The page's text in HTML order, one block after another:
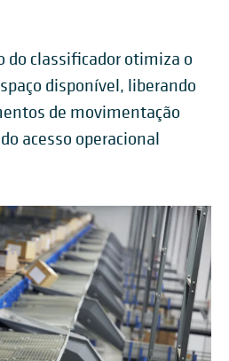
do classificador otimiza o
disponível, liberando
de movimentação
acesso operacional